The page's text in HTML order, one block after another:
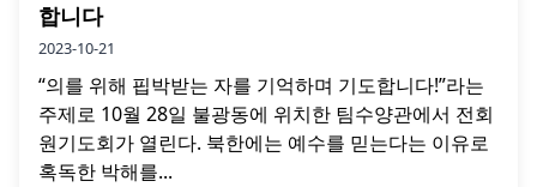
합니다
2023-10-21
“의를 위해 핍박받는 자를 기억하며 기도합니다!”라는
주제로 10월 28일 불광동에 위치한 팀수양관에서 전회
원기도회가 열린다. 북한에는 예수를 믿는다는 이유로
혹독한 박해를...